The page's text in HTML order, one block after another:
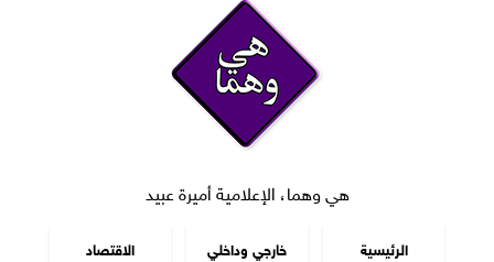
هي وهما، الإعلامية أميرة عبيد
الرئيسية خارجي وداخلي
الاقتصاد